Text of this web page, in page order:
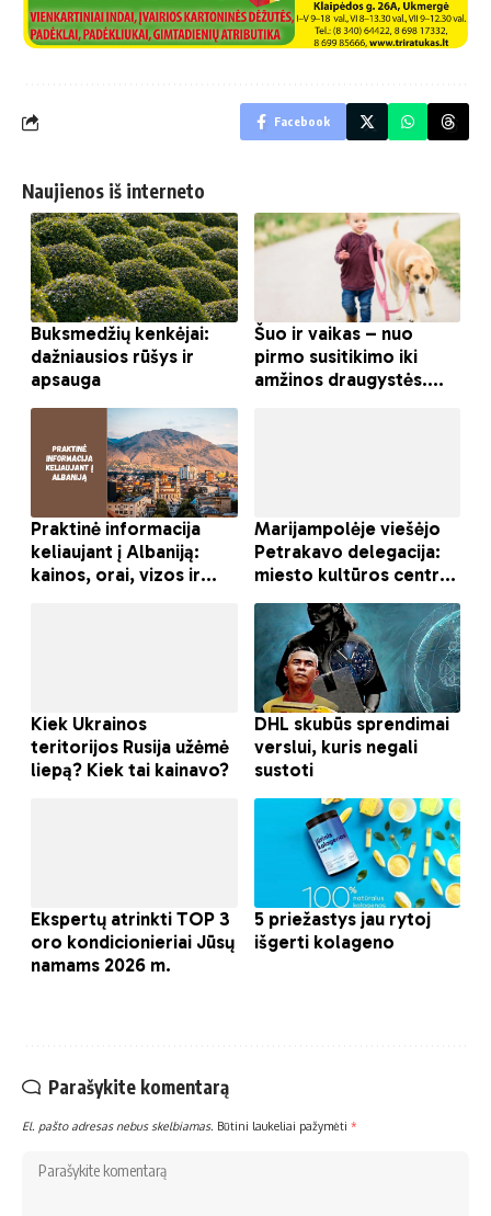
Facebook
Naujienos iš interneto
Parašykite komentarą
El. pašto adresas nebus skelbiamas. Būtini laukeliai pažymėti *